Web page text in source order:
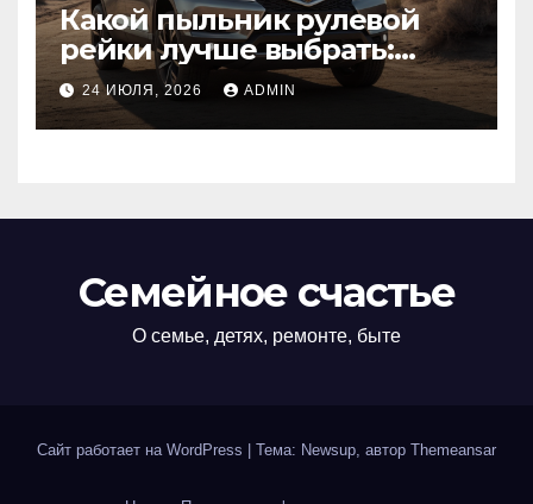
Какой пыльник рулевой
рейки лучше выбрать:
оригинальный или аналог,
резина или полиуретан
24 ИЮЛЯ, 2026 ADMIN
Семейное счастье
О семье, детях, ремонте, быте
Сайт работает на WordPress Тема: Newsup, автор Themeansar